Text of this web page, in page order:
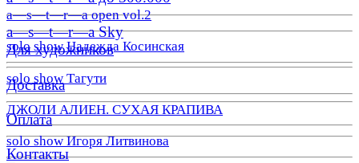
a—s—t—r—a open vol.2
solo show Надежда Косинская
solo show Тагути
ДЖОЛИ АЛИЕН. СУХАЯ КРАПИВА
solo show Игоря Литвинова
a—s—t—r—a Sky
Для художников
Доставка
Оплата
Контакты